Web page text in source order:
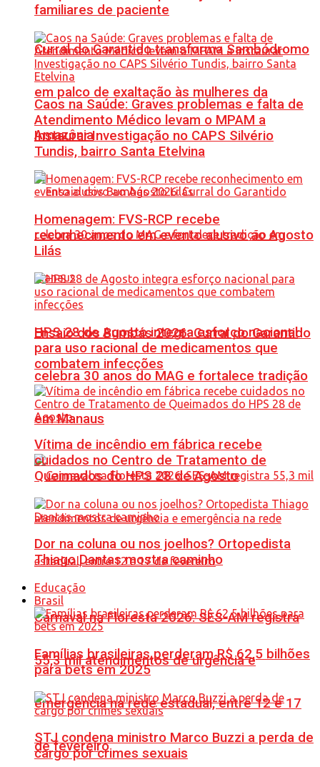
Curral do Garantido transforma Sambódromo
em palco de exaltação às mulheres da
Amazônia
Ensaio dos Bumbás 2026: Curral do Garantido
celebra 30 anos do MAG e fortalece tradição
em Manaus
Carnaval na Floresta 2026: SES-AM registra
55,3 mil atendimentos de urgência e
emergência na rede estadual, entre 12 e 17
de fevereiro
familiares de paciente
Caos na Saúde: Graves problemas e falta de
Atendimento Médico levam o MPAM a
Instaurar Investigação no CAPS Silvério
Tundis, bairro Santa Etelvina
Homenagem: FVS-RCP recebe
reconhecimento em evento alusivo ao Agosto
Lilás
HPS 28 de Agosto integra esforço nacional
para uso racional de medicamentos que
combatem infecções
Vítima de incêndio em fábrica recebe
cuidados no Centro de Tratamento de
Queimados do HPS 28 de Agosto
Dor na coluna ou nos joelhos? Ortopedista
Thiago Dantas mostra caminho
Educação
Brasil
Famílias brasileiras perderam R$ 62,5 bilhões
para bets em 2025
STJ condena ministro Marco Buzzi a perda de
cargo por crimes sexuais